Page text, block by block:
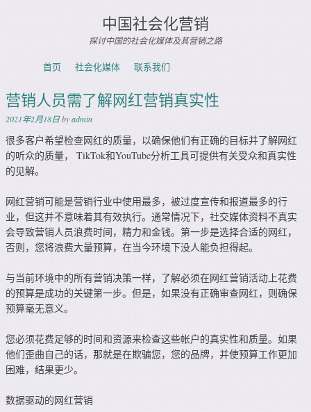
中国社会化营销
探讨中国的社会化媒体及其营销之路
Menu
Skip to content
首页 社会化媒体 联系我们
营销人员需了解网红营销真实性
2021年2月18日byadmin
很多客户希望检查网红的质量，以确保他们有正确的目标并了解网红
的听众的质量， TikTok和YouTube分析工具可提供有关受众和真实性
的见解。
网红营销可能是营销行业中使用最多，被过度宣传和报道最多的行
业，但这并不意味着其有效执行。通常情况下，社交媒体资料不真实
会导致营销人员浪费时间，精力和金钱。第一步是选择合适的网红，
否则，您将浪费大量预算，在当今环境下没人能负担得起。
与当前环境中的所有营销决策一样，了解必须在网红营销活动上花费
的预算是成功的关键第一步。但是，如果没有正确审查网红，则确保
预算毫无意义。
您必须花费足够的时间和资源来检查这些帐户的真实性和质量。如果
他们歪曲自己的话，那就是在欺骗您，您的品牌，并使预算工作更加
困难，结果更少。
数据驱动的网红营销